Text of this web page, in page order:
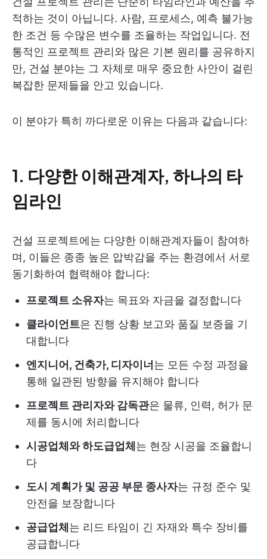
적하는 것이 아닙니다. 사람, 프로세스, 예측 불가능
한 조건 등 수많은 변수를 조율하는 작업입니다. 전
통적인 프로젝트 관리와 많은 기본 원리를 공유하지
만, 건설 분야는 그 자체로 매우 중요한 사안이 걸린
복잡한 문제들을 안고 있습니다.
이 분야가 특히 까다로운 이유는 다음과 같습니다:
1. 다양한 이해관계자, 하나의 타
임라인
건설 프로젝트에는 다양한 이해관계자들이 참여하
며, 이들은 종종 높은 압박감을 주는 환경에서 서로
동기화하여 협력해야 합니다:
프로젝트 소유자는 목표와 자금을 결정합니다
클라이언트은 진행 상황 보고와 품질 보증을 기
대합니다
엔지니어, 건축가, 디자이너 는 모든 수정 과정을
통해 일관된 방향을 유지해야 합니다
프로젝트 관리자와 감독관은 물류, 인력, 허가 문
제를 동시에 처리합니다
시공업체와 하도급업체 는 현장 시공을 조율합니
다
도시 계획가 및 공공 부문 종사자는 규정 준수 및
안전을 보장합니다
공급업체 는 리드 타임이 긴 자재와 특수 장비를
공급합니다